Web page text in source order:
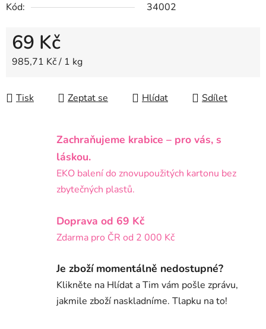
Kód:
34002
69 Kč
Měrná cena:
985,71 Kč / 1 kg
Tisk Zeptat se Hlídat Sdílet
Zachraňujeme krabice – pro vás, s
láskou.
EKO balení do znovupoužitých kartonu bez
zbytečných plastů.
Doprava od 69 Kč
Zdarma pro ČR od 2 000 Kč
Je zboží momentálně nedostupné?
Klikněte na Hlídat a Tim vám pošle zprávu,
jakmile zboží naskladníme. Tlapku na to!